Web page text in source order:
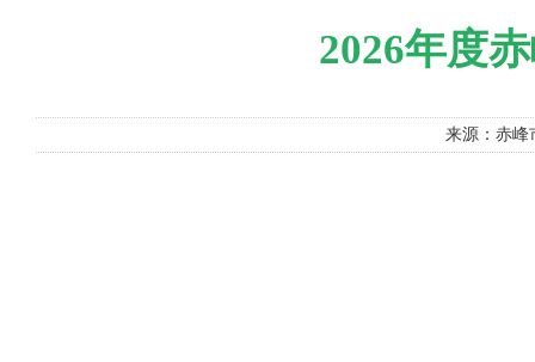
2026年度
来源：赤